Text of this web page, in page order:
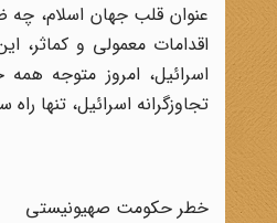
عنوان قلب جهان اسلام، چه
اقدامات معمولی و کم‏اثر،
اسرائیل، امروز متوجه
تجاوزگرانه اسرائیل، تنها
خطر حکومت صهیونیستی